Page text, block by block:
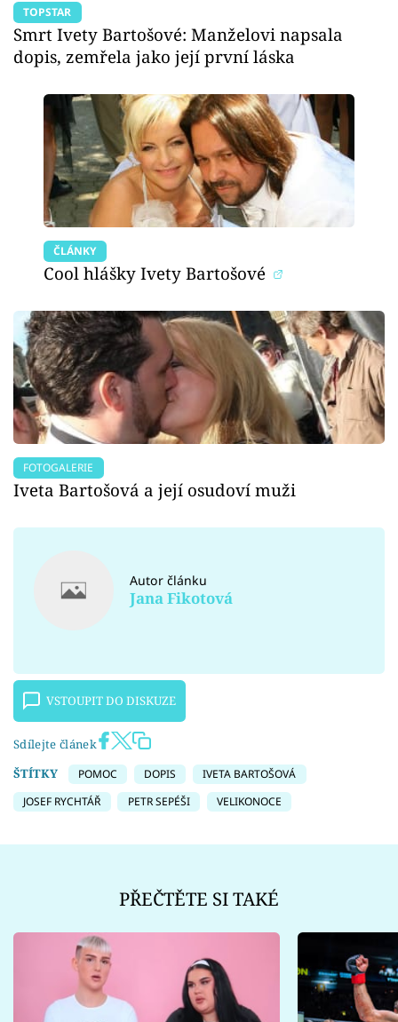
TOPSTAR
Smrt Ivety Bartošové: Manželovi napsala
dopis, zemřela jako její první láska
ČLÁNKY
Cool hlášky Ivety Bartošové
FOTOGALERIE
Iveta Bartošová a její osudoví muži
Autor článku
Jana Fikotová
VSTOUPIT DO DISKUZE
Sdílejte článek
ŠTÍTKY
POMOC DOPIS
IVETA BARTOŠOVÁ
JOSEF RYCHTÁŘ
PETR SEPÉŠI VELIKONOCE
PŘEČTĚTE SI TAKÉ